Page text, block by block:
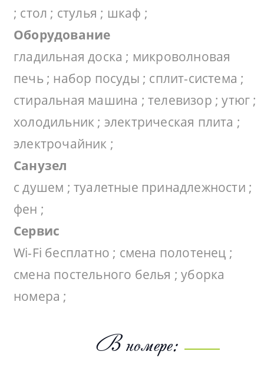
; стол ; стулья ; шкаф ;
Оборудование
гладильная доска ; микроволновая
печь ; набор посуды ; сплит-система ;
стиральная машина ; телевизор ; утюг ;
холодильник ; электрическая плита ;
электрочайник ;
Санузел
с душем ; туалетные принадлежности ;
фен ;
Сервис
Wi-Fi бесплатно ; смена полотенец ;
смена постельного белья ; уборка
номера ;
В номере: